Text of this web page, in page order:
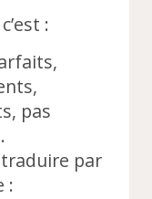
:
pas
par
: